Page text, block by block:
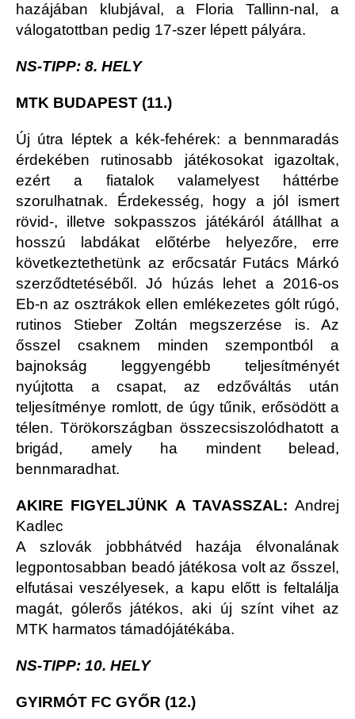
hazájában klubjával, a Floria Tallinn-nal, a
válogatottban pedig 17-szer lépett pályára.
NS-TIPP: 8. HELY
MTK BUDAPEST (11.)
Új útra léptek a kék-fehérek: a bennmaradás
érdekében rutinosabb játékosokat igazoltak,
ezért a fiatalok valamelyest háttérbe
szorulhatnak. Érdekesség, hogy a jól ismert
rövid-, illetve sokpasszos játékáról átállhat a
hosszú labdákat előtérbe helyezőre, erre
következtethetünk az erőcsatár Futács Márkó
szerződtetéséből. Jó húzás lehet a 2016-os
Eb-n az osztrákok ellen emlékezetes gólt rúgó,
rutinos Stieber Zoltán megszerzése is. Az
ősszel csaknem minden szempontból a
bajnokság leggyengébb teljesítményét
nyújtotta a csapat, az edzőváltás után
teljesítménye romlott, de úgy tűnik, erősödött a
télen. Törökországban összecsiszolódhatott a
brigád, amely ha mindent belead,
bennmaradhat.
AKIRE FIGYELJÜNK A TAVASSZAL: Andrej
Kadlec
A szlovák jobbhátvéd hazája élvonalának
legpontosabban beadó játékosa volt az ősszel,
elfutásai veszélyesek, a kapu előtt is feltalálja
magát, gólerős játékos, aki új színt vihet az
MTK harmatos támadójátékába.
NS-TIPP: 10. HELY
GYIRMÓT FC GYŐR (12.)